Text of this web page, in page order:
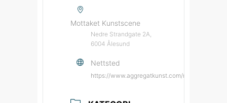
Mottaket Kunstscene
Nedre Strandgate 2A,
6004 Ålesund
Nettsted
https://www.aggregatkunst.com/mottaket-